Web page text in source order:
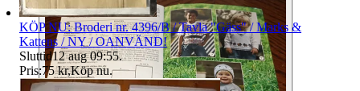
KÖP NU: Broderi nr. 4396/B / Tavla "Gäss" / Marks &
Kattens / NY / OANVÄND!
Sluttid12 aug 09:55.
Pris:75 kr,Köp nu.